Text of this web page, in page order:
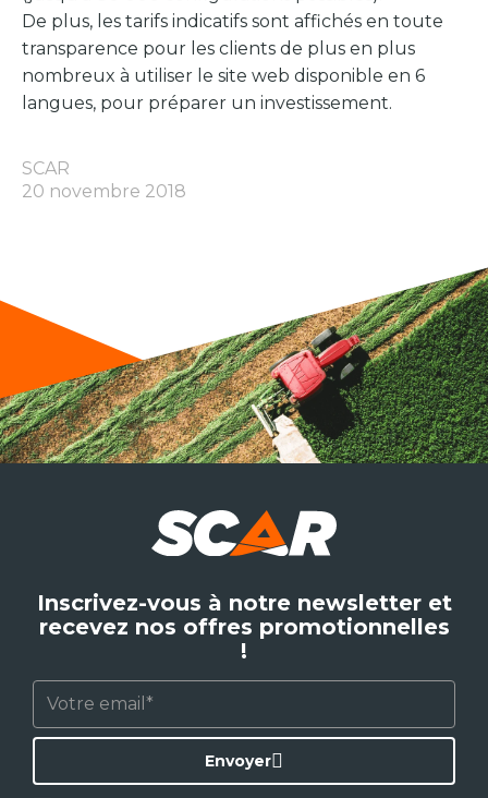
De plus, les tarifs indicatifs sont affichés en toute
transparence pour les clients de plus en plus
nombreux à utiliser le site web disponible en 6
langues, pour préparer un investissement.
SCAR
20 novembre 2018
Inscrivez-vous à notre newsletter et
recevez nos offres promotionnelles
!
Envoyer